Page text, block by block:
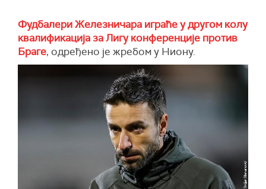
Фудбалери Железничара играће у другом колу
квалификација за Лигу конференције против
Браге, одређено је жребом у Ниону.